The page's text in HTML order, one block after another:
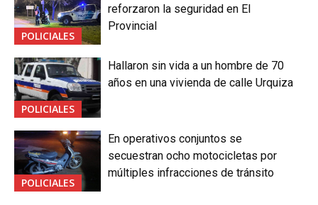
POLICIALES
reforzaron la seguridad en El
Provincial
POLICIALES
Hallaron sin vida a un hombre de 70
años en una vivienda de calle Urquiza
POLICIALES
En operativos conjuntos se
secuestran ocho motocicletas por
múltiples infracciones de tránsito